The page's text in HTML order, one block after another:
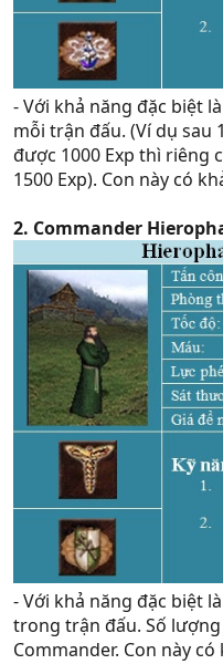
- Với khả năng đặc biệt
mỗi trận đấu. (Ví dụ sau
được 1000 Exp thì riêng
1500 Exp). Con này có
2. Commander
- Với khả năng đặc biệt
trong trận đấu. Số lượng
Commander. Con này